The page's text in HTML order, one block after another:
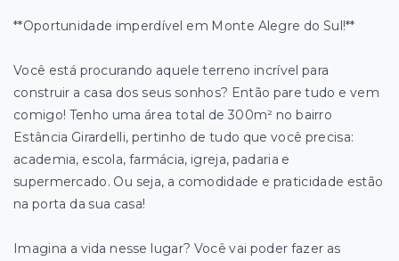
**Oportunidade imperdível em Monte Alegre do Sul!**
Você está procurando aquele terreno incrível para
construir a casa dos seus sonhos? Então pare tudo e vem
comigo! Tenho uma área total de 300m² no bairro
Estância Girardelli, pertinho de tudo que você precisa:
academia, escola, farmácia, igreja, padaria e
supermercado. Ou seja, a comodidade e praticidade estão
na porta da sua casa!
Imagina a vida nesse lugar? Você vai poder fazer as